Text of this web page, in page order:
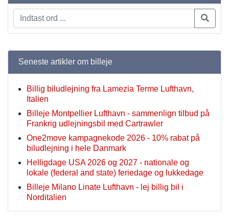
Seneste artikler om billeje
Billig biludlejning fra Lamezia Terme Lufthavn,
Italien
Billeje Montpellier Lufthavn - sammenlign tilbud på
Frankrig udlejningsbil med Cartrawler
One2move kampagnekode 2026 - 10% rabat på
biludlejning i hele Danmark
Helligdage USA 2026 og 2027 - nationale og
lokale (federal and state) feriedage og lukkedage
Billeje Milano Linate Lufthavn - lej billig bil i
Norditalien